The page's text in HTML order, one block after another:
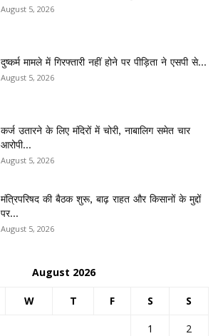
August 5, 2026
दुष्कर्म मामले में गिरफ्तारी नहीं होने पर पीड़िता ने एसपी से...
August 5, 2026
कर्ज उतारने के लिए मंदिरों में चोरी, नाबालिग समेत चार
आरोपी...
August 5, 2026
मंत्रिपरिषद की बैठक शुरू, बाढ़ राहत और किसानों के मुद्दों
पर...
August 5, 2026
August 2026
W T F S S
1
2